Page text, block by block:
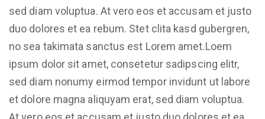
sed diam voluptua. At vero eos et accusam et justo
duo dolores et ea rebum. Stet clita kasd gubergren,
no sea takimata sanctus est Lorem amet.Loem
ipsum dolor sit amet, consetetur sadipscing elitr,
sed diam nonumy eirmod tempor invidunt ut labore
et dolore magna aliquyam erat, sed diam voluptua.